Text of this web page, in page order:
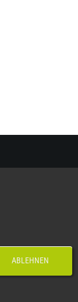
ABLEHNEN